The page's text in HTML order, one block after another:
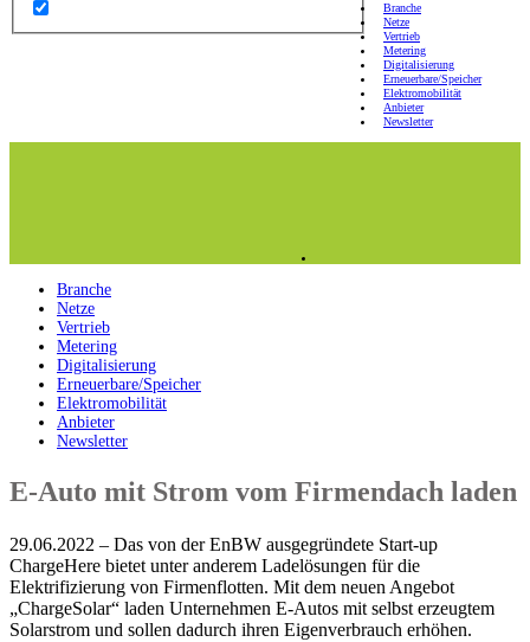
Branche
Netze
Vertrieb
Metering
Digitalisierung
Erneuerbare/Speicher
Elektromobilität
Anbieter
Newsletter
Branche
Netze
Vertrieb
Metering
Digitalisierung
Erneuerbare/Speicher
Elektromobilität
Anbieter
Newsletter
E-Auto mit Strom vom Firmendach laden
29.06.2022 – Das von der EnBW ausgegründete Start-up
ChargeHere bietet unter anderem Ladelösungen für die
Elektrifizierung von Firmenflotten. Mit dem neuen Angebot
„ChargeSolar“ laden Unternehmen E-Autos mit selbst erzeugtem
Solarstrom und sollen dadurch ihren Eigenverbrauch erhöhen.